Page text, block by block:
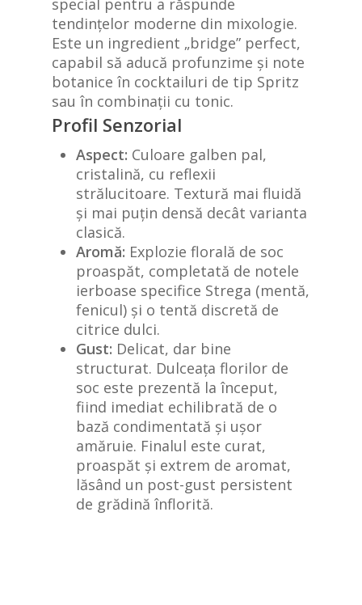
special pentru a răspunde
tendințelor moderne din mixologie.
Este un ingredient „bridge” perfect,
capabil să aducă profunzime și note
botanice în cocktailuri de tip Spritz
sau în combinații cu tonic.
Profil Senzorial
Aspect: Culoare galben pal,
cristalină, cu reflexii
strălucitoare. Textură mai fluidă
și mai puțin densă decât varianta
clasică.
Aromă: Explozie florală de soc
proaspăt, completată de notele
ierboase specifice Strega (mentă,
fenicul) și o tentă discretă de
citrice dulci.
Gust: Delicat, dar bine
structurat. Dulceața florilor de
soc este prezentă la început,
fiind imediat echilibrată de o
bază condimentată și ușor
amăruie. Finalul este curat,
proaspăt și extrem de aromat,
lăsând un post-gust persistent
de grădină înflorită.